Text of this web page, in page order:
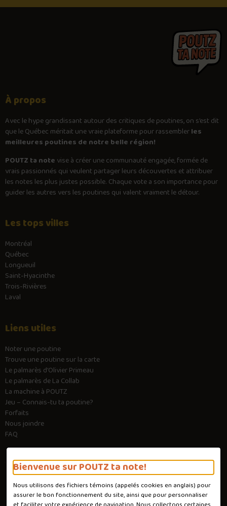
Bienvenue sur POUTZ ta note!
Nous utilisons des fichiers témoins (appelés cookies en anglais) pour
assurer le bon fonctionnement du site, ainsi que pour personnaliser
À propos
Avec lehypegrandissant autour des critiques de poutines, on s’est dit
que le Québec méritait une vraie plateforme pour rassemblerles
meilleures poutines de notre belle région!
POUTZ ta note vise à créer une communauté engagée, formée de
vrais passionnés qui veulent partager leurs découvertes et attribuer
les notes les plus justes possible. Chaque vote a son importance pour
guider les autres vers les poutines qui valent vraiment le détour.
Les tops villes
Montréal
Québec
Longueuil
Saint-Hyacinthe
Trois-Rivières
Laval
Liens utiles
Noter une poutine
Trouve une poutine sur la carte
Le palmarès d’Olivier Primeau
Le palmarès de La Collab
La machine à POUTZ
Jeu – Connais-tu ta poutine?
Forfaits
Nous joindre
FAQ
Conditions d'utilisation
Politique de confidentialité